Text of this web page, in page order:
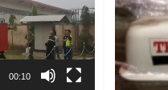
00:10